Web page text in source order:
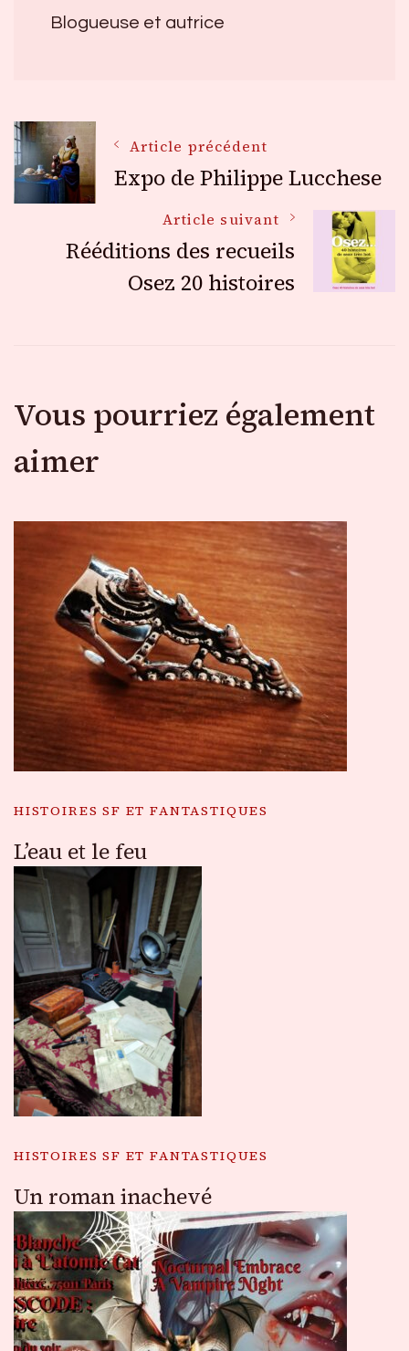
Blogueuse et autrice
Navigation
des
articles
Article précédent
Expo de Philippe Lucchese
Article suivant
Rééditions des recueils
Osez 20 histoires
Vous pourriez également
aimer
HISTOIRES SF ET FANTASTIQUES
L’eau et le feu
HISTOIRES SF ET FANTASTIQUES
Un roman inachevé